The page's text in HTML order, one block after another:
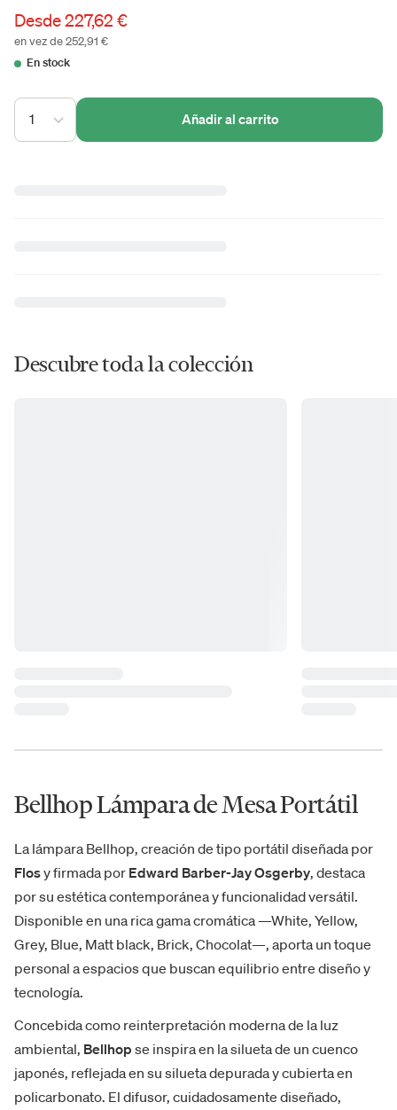
Desde227,62 €
en vez de 252,91 €
En stock
1 Añadir al carrito
Descubre toda la colección
Bellhop Lámpara de Mesa Portátil
La lámpara Bellhop, creación de tipo portátil diseñada por
Flosy firmada por Edward Barber-Jay Osgerby, destaca
por su estética contemporánea y funcionalidad versátil.
Disponible en una rica gama cromática —White, Yellow,
Grey, Blue, Matt black, Brick, Chocolat—, aporta un toque
personal a espacios que buscan equilibrio entre diseño y
tecnología.
Concebida como reinterpretación moderna de la luz
ambiental, Bellhop se inspira en la silueta de un cuenco
japonés, reflejada en su silueta depurada y cubierta en
policarbonato. El difusor, cuidadosamente diseñado,